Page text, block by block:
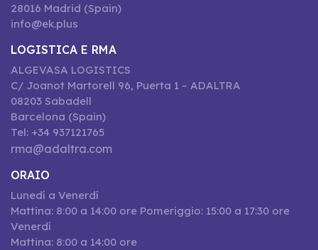
28016 Madrid (Spain)
info@ek.plus
LOGISTICA E RMA
ALGEVASA LOGISTICS
C/ Joanot Martorell 96, Puerta 1 – ADALTRA
08203 Sabadell
Barcelona (Spain)
Tel: +34 937121765
rma@adaltra.com
ORAIO
Lunedí a Venerdí
Mattina: 8:00 a 14:00 ore Pomeriggio: 15:00 a 17:30 ore
Venerdí
Mattina: 8:00 a 14:00 ore